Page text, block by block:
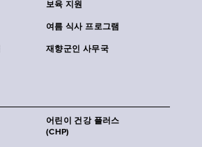
보육 지원
여름 식사 프로그램
재향군인 사무국
어린이 건강 플러스
(CHP)